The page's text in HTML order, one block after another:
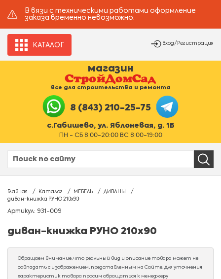
В вязи с техническими работами оформление
заказа временно невозможно.
КАТАЛОГ Вход/Регистрация
магазин
все для строительства и ремонта
8 (843) 210-25-75
с.Габишево, ул. Яблоневая, д. 1Б
ПН - СБ 8:00-20:00 ВС 8:00-19:00
Главная Каталог МЕБЕЛЬ
ДИВАНЫ
диван-книжка РУНО 210х90
Артикул: 931-009
диван-книжка РУНО 210х90
Обращаем внимание, что реальный вид и описание товара может не
совпадать с изображением, представленным на Сайте. Для уточнения
характеристик товара просим обращаться к менеджеру